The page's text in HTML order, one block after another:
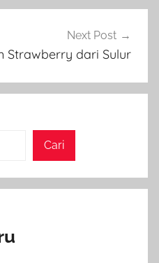
Next Post
Strawberry dari Sulur
Cari